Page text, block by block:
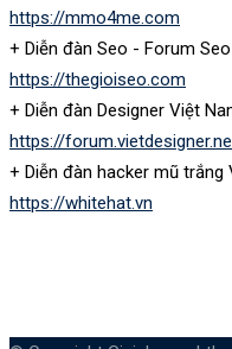
https://mmo4me.com
+ Diễn đàn Seo - Forum
https://thegioiseo.com
+ Diễn đàn Designer Việt
https://
+ Diễn đàn hacker mũ trắng
https://whitehat.vn